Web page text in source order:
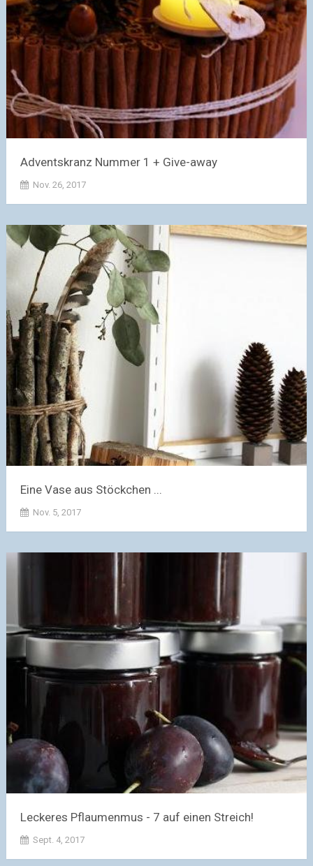
Adventskranz Nummer 1 + Give-away
Nov. 26, 2017
Eine Vase aus Stöckchen ...
Nov. 5, 2017
Leckeres Pflaumenmus - 7 auf einen Streich!
Sept. 4, 2017